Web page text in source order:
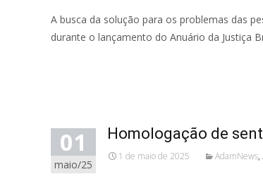
A busca da solução para os problemas das
durante o lançamento do Anuário da Justiça
01
maio/25
Homologação de
1 de maio de 2025 AdamNews,